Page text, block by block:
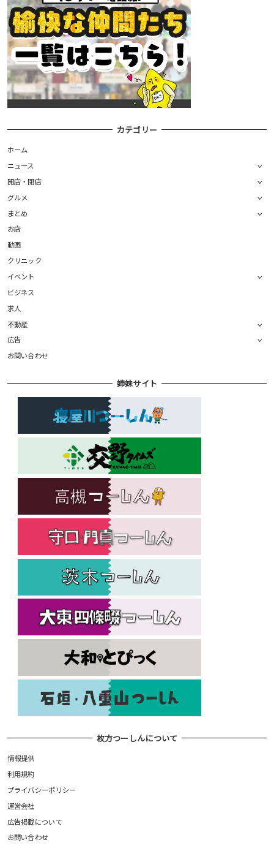
カテゴリー
ホーム
ニュース
開店・閉店
グルメ
まとめ
お店
動画
クリニック
イベント
ビジネス
求人
不動産
広告
お問い合わせ
姉妹サイト
枚方つーしんについて
情報提供
利用規約
プライバシーポリシー
運営会社
広告掲載について
お問い合わせ